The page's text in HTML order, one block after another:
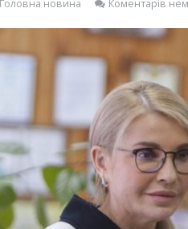
Головна новина Коментарів